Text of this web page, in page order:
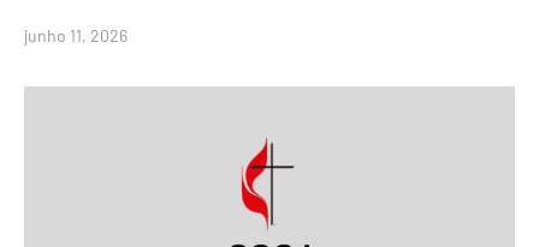
junho 11, 2026